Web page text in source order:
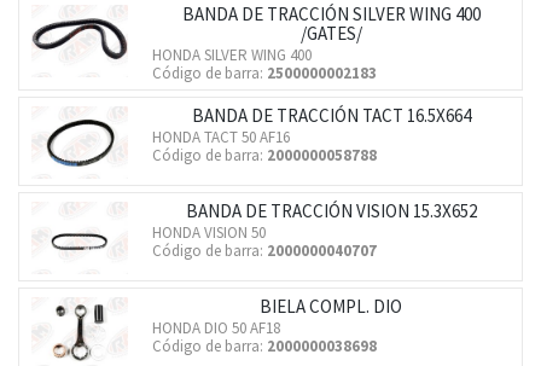
BANDA DE TRACCIÓN SILVER WING 400
/GATES/
HONDA SILVER WING 400
Código de barra: 2500000002183
BANDA DE TRACCIÓN TACT 16.5X664
HONDA TACT 50 AF16
Código de barra: 2000000058788
BANDA DE TRACCIÓN VISION 15.3X652
HONDA VISION 50
Código de barra: 2000000040707
BIELA COMPL. DIO
HONDA DIO 50 AF18
Código de barra: 2000000038698